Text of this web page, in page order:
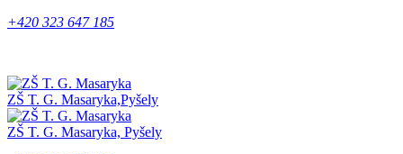
+420 323 647 185
ZŠ T. G. Masaryka,Pyšely
ZŠ T. G. Masaryka, Pyšely